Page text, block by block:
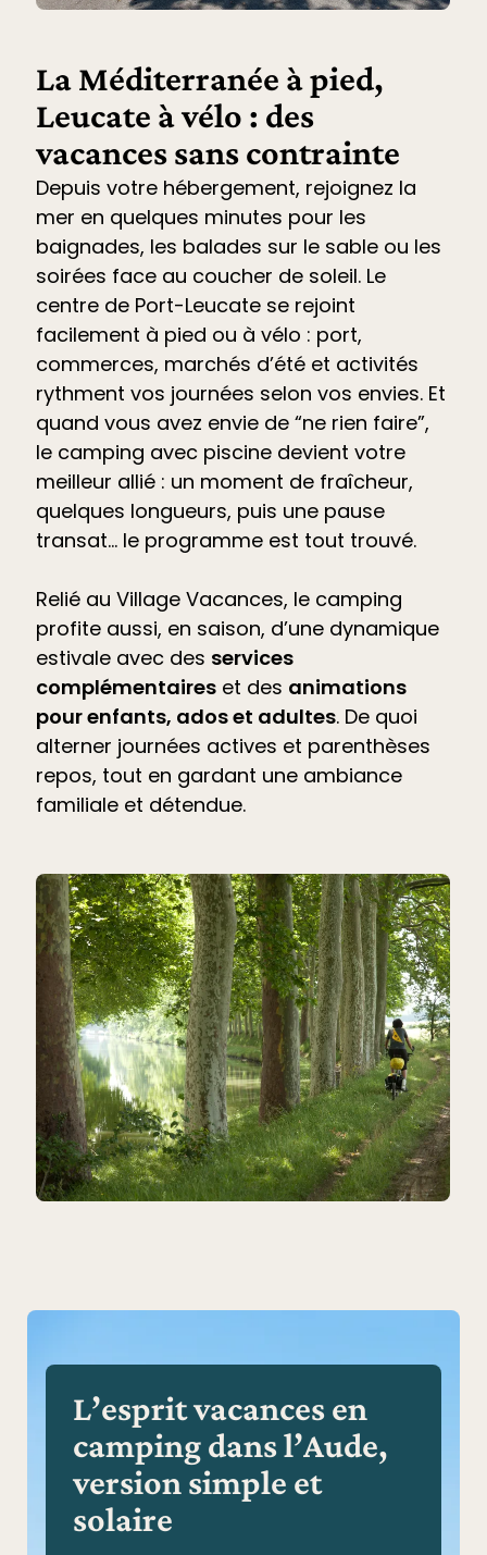
La Méditerranée à pied,
Leucate à vélo : des
vacances sans contrainte
Depuis votre hébergement, rejoignez la
mer en quelques minutes pour les
baignades, les balades sur le sable ou les
soirées face au coucher de soleil. Le
centre de Port-Leucate se rejoint
facilement à pied ou à vélo : port,
commerces, marchés d’été et activités
rythment vos journées selon vos envies. Et
quand vous avez envie de “ne rien faire”,
le camping avec piscine devient votre
meilleur allié : un moment de fraîcheur,
quelques longueurs, puis une pause
transat… le programme est tout trouvé.
Relié au Village Vacances, le camping
profite aussi, en saison, d’une dynamique
estivale avec des services
complémentaires et des animations
pour enfants, ados et adultes. De quoi
alterner journées actives et parenthèses
repos, tout en gardant une ambiance
familiale et détendue.
L’esprit vacances en
camping dans l’Aude,
version simple et
solaire